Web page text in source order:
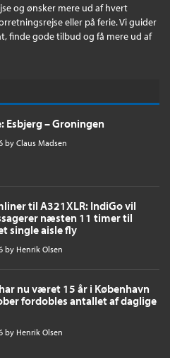
og ønsker mere ud af hvert
eller på ferie. Vi guider
finde gode tilbud og få mere ud af
Esbjerg – Groningen
by Claus Madsen
til A321XLR: IndiGo vil
næsten 11 timer til
single aisle fly
by Henrik Olsen
nu været 15 år i København
fordobles antallet af daglige
by Henrik Olsen